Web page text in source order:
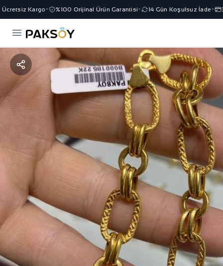
Kargo✦ %100 Orijinal Ürün Garantisi✦ 14 Gün Koşulsuz İade ✦ 3